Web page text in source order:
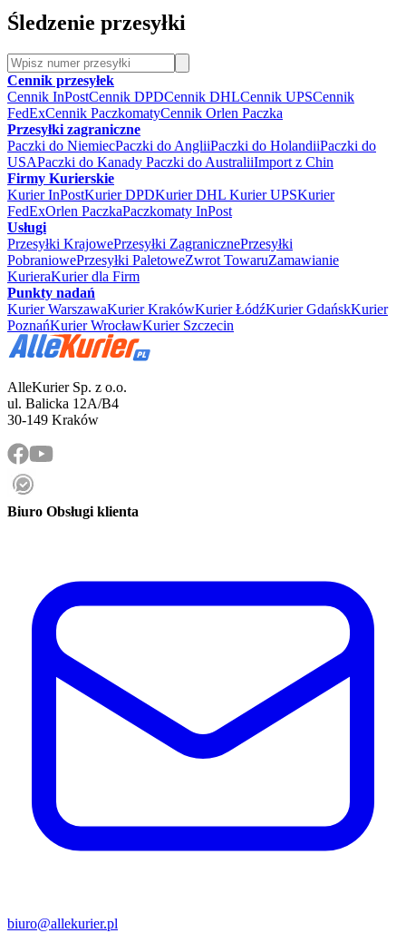
Śledzenie przesyłki
Cennik przesyłek
Cennik InPostCennik DPDCennik DHLCennik UPSCennik
FedExCennik PaczkomatyCennik Orlen Paczka
Przesyłki zagraniczne
Paczki do NiemiecPaczki do AngliiPaczki do HolandiiPaczki do
USAPaczki do Kanady Paczki do AustraliiImport z Chin
Firmy Kurierskie
Kurier InPostKurier DPDKurier DHL Kurier UPSKurier
FedExOrlen PaczkaPaczkomaty InPost
Usługi
Przesyłki KrajowePrzesyłki ZagranicznePrzesyłki
PobraniowePrzesyłki PaletoweZwrot TowaruZamawianie
KurieraKurier dla Firm
Punkty nadań
Kurier WarszawaKurier KrakówKurier ŁódźKurier GdańskKurier
PoznańKurier WrocławKurier Szczecin
AlleKurier Sp. z o.o.
ul. Balicka 12A/B4
30-149 Kraków
Biuro Obsługi klienta
biuro@allekurier.pl